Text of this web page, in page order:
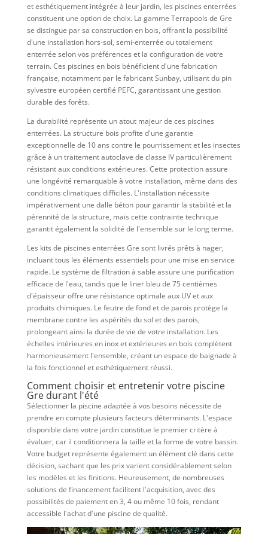
et esthétiquement intégrée à leur jardin, les piscines enterrées
constituent une option de choix. La gamme Terrapools de Gre
se distingue par sa construction en bois, offrant la possibilité
d'une installation hors-sol, semi-enterrée ou totalement
enterrée selon vos préférences et la configuration de votre
terrain. Ces piscines en bois bénéficient d'une fabrication
française, notamment par le fabricant Sunbay, utilisant du pin
sylvestre européen certifié PEFC, garantissant une gestion
durable des forêts.
La durabilité représente un atout majeur de ces piscines
enterrées. La structure bois profite d'une garantie
exceptionnelle de 10 ans contre le pourrissement et les insectes
grâce à un traitement autoclave de classe IV particulièrement
résistant aux conditions extérieures. Cette protection assure
une longévité remarquable à votre installation, même dans des
conditions climatiques difficiles. L'installation nécessite
impérativement une dalle béton pour garantir la stabilité et la
pérennité de la structure, mais cette contrainte technique
garantit également la solidité de l'ensemble sur le long terme.
Les kits de piscines enterrées Gre sont livrés prêts à nager,
incluant tous les éléments essentiels pour une mise en service
rapide. Le système de filtration à sable assure une purification
efficace de l'eau, tandis que le liner bleu de 75 centièmes
d'épaisseur offre une résistance optimale aux UV et aux
produits chimiques. Le feutre de fond et de parois protège la
membrane contre les aspérités du sol et des parois,
prolongeant ainsi la durée de vie de votre installation. Les
échelles intérieures en inox et extérieures en bois complètent
harmonieusement l'ensemble, créant un espace de baignade à
la fois fonctionnel et esthétiquement réussi.
Comment choisir et entretenir votre piscine
Gre durant l'été
Sélectionner la piscine adaptée à vos besoins nécessite de
prendre en compte plusieurs facteurs déterminants. L'espace
disponible dans votre jardin constitue le premier critère à
évaluer, car il conditionnera la taille et la forme de votre bassin.
Votre budget représente également un élément clé dans cette
décision, sachant que les prix varient considérablement selon
les modèles et les finitions. Heureusement, de nombreuses
solutions de financement facilitent l'acquisition, avec des
possibilités de paiement en 3, 4 ou même 10 fois, rendant
accessible l'achat d'une piscine de qualité.